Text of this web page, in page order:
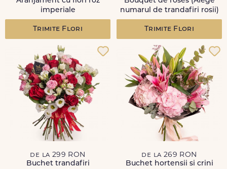
imperiale
Trimite Flori
numarul de trandafiri rosii)
Trimite Flori
de la 299 RON
Buchet trandafiri
de la 269 RON
Buchet hortensii si crini